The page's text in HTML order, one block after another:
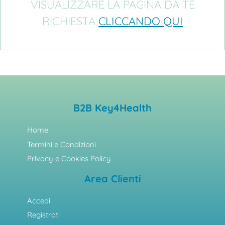
VISUALIZZARE LA PAGINA DA TE
RICHIESTA CLICCANDO QUI
B2B Key4Health
Home
Termini e Condizioni
Privacy e Cookies Policy
Area Clienti
Accedi
Registrati